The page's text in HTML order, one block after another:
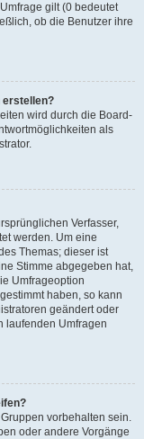
gilt (0 bedeutet
ob die Benutzer ihre
erstellen?
wird durch die Board-
als
Verfasser,
werden. Um eine
Themas; dieser ist
Stimme abgegeben hat,
Umfrageoption
haben, so kann
geändert oder
laufenden Umfragen
vorbehalten sein.
oder andere Vorgänge